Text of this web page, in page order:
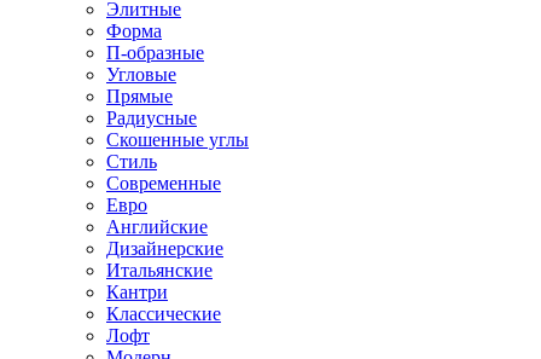
Элитные
Форма
П-образные
Угловые
Прямые
Радиусные
Скошенные углы
Стиль
Современные
Евро
Английские
Дизайнерские
Итальянские
Кантри
Классические
Лофт